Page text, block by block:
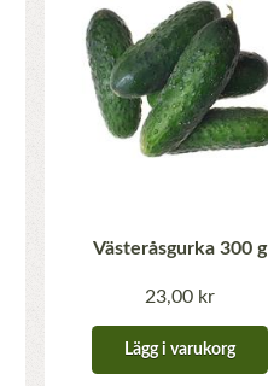
Västeråsgurka 300 g
23,00 kr
Lägg i varukorg